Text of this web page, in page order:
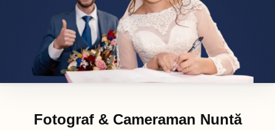
Fotograf & Cameraman Nuntă